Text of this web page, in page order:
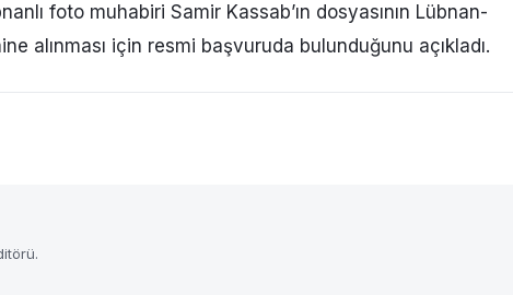
foto muhabiri Samir Kassab’ın dosyasının Lübnan-
alınması için resmi başvuruda bulunduğunu açıkladı.